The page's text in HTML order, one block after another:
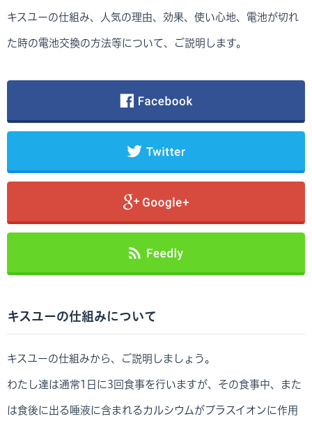
キスユーの仕組み、人気の理由、効果、使い心地、電池が切れ
た時の電池交換の方法等について、ご説明します。
キスユーの仕組みについて
キスユーの仕組みから、ご説明しましょう。
わたし達は通常1日に3回食事を行いますが、その食事中、また
は食後に出る唾液に含まれるカルシウムがプラスイオンに作用